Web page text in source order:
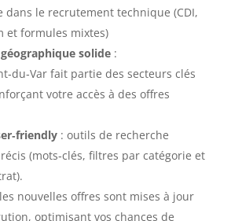
dans le recrutement technique (CDI,
et formules mixtes)
solide:
fait partie des secteurs clés
votre accès à des offres
: outils de recherche
(mots‑clés, filtres par catégorie et
nouvelles offres sont mises à jour
optimisant vos chances de